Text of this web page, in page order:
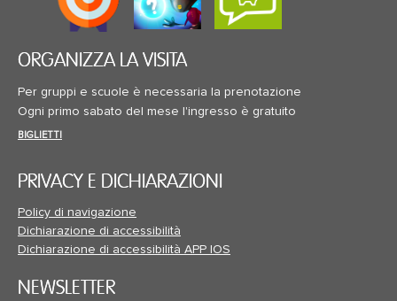
ORGANIZZA LA VISITA
Per gruppi e scuole è necessaria la prenotazione
Ogni primo sabato del mese l'ingresso è gratuito
BIGLIETTI
PRIVACY E DICHIARAZIONI
Policy di navigazione
Dichiarazione di accessibilità
Dichiarazione di accessibilità APP IOS
NEWSLETTER